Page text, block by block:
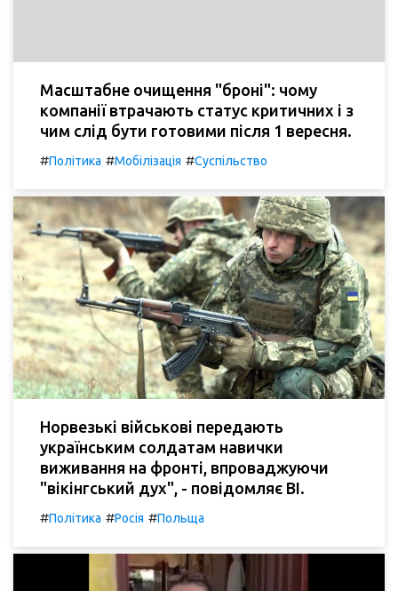
Масштабне очищення "броні": чому
компанії втрачають статус критичних і з
чим слід бути готовими після 1 вересня.
#Політика #Мобілізація #Суспільство
Норвезькі військові передають
українським солдатам навички
виживання на фронті, впроваджуючи
"вікінгський дух", - повідомляє BI.
#Політика #Росія #Польща